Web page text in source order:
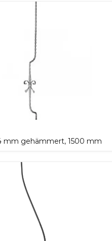
mm gehämmert, 1500 mm